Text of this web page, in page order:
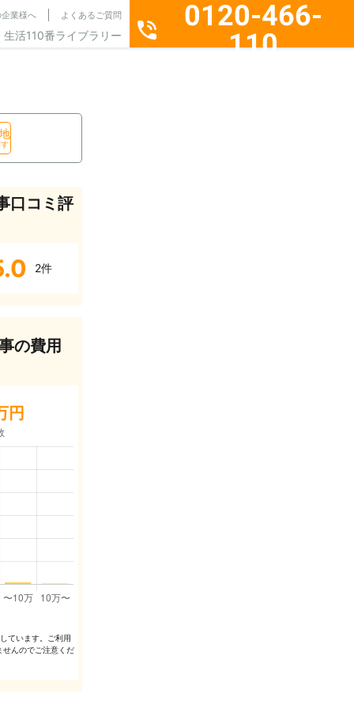
業様へ よくあるご質問
生活110番ライブラリー
0120-466-
110
口コミ評
2件
の費用
円
ています。ご利⽤
せんのでご注意くだ